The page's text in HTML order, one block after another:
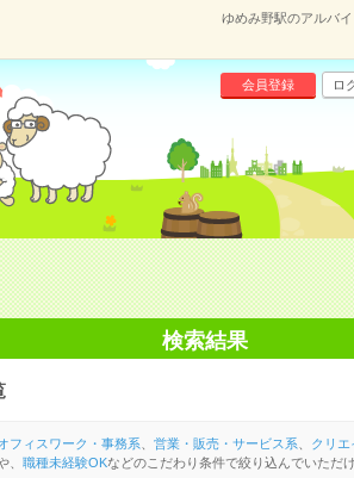
ゆめみ野駅のアルバ
会員登録 ロ
検索結果
フィスワーク・事務系 営業・販売・サービス系 クリエ
、 職種未経験OKなどのこだわり条件で絞り込んでいただけ